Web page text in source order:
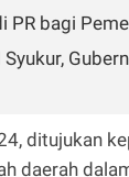
PR bagi
ditujukan
daerah